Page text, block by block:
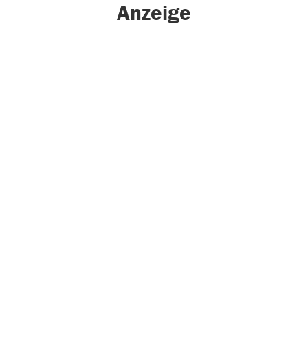
Anzeige